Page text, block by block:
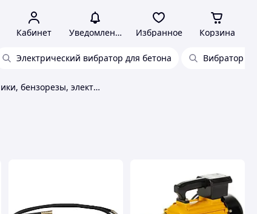
Кабинет Уведомления Избранное Корзина
Электрический вибратор для бетона Вибратор
Швонарезчики, бензорезы, электрорезы Lumag